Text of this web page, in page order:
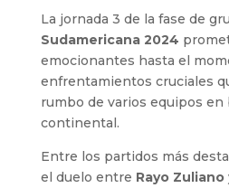
La jornada 3 de la fase de
Sudamericana 2024
emocionantes hasta el
enfrentamientos cruciales
rumbo de varios equipos en
continental.
Entre los partidos más
el duelo entre Rayo Zuliano